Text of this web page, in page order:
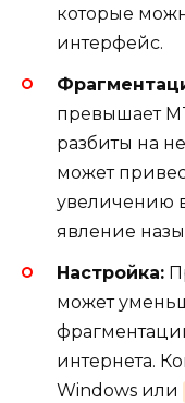
которые
интерфейс.
превышает
разбиты на
может
увеличению
явление
Настройка:
может
интернета.
Windows или